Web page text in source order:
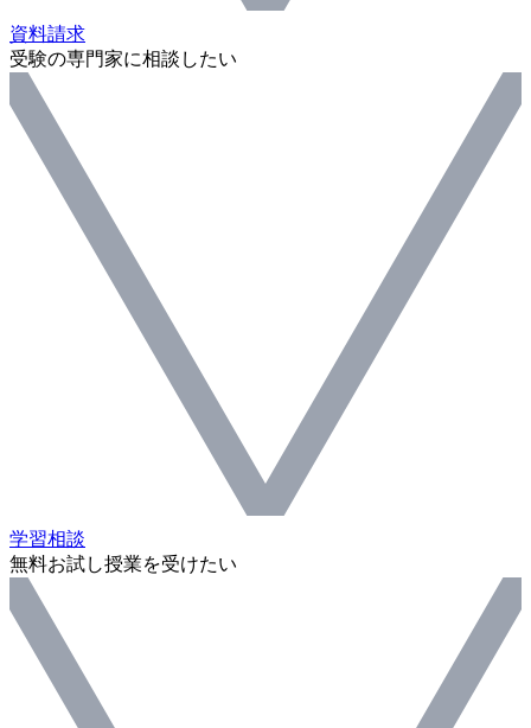
資料請求
受験の専門家に相談したい
学習相談
無料お試し授業を受けたい